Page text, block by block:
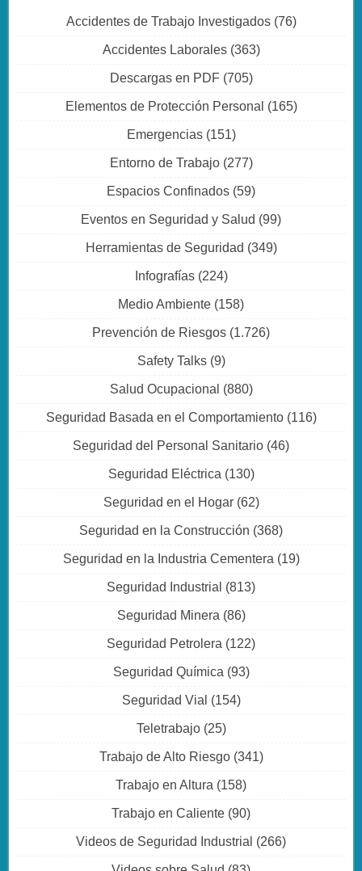
Accidentes de Trabajo Investigados(76)
Accidentes Laborales(363)
Descargas en PDF(705)
Elementos de Protección Personal (165)
Emergencias(151)
Entorno de Trabajo(277)
Espacios Confinados (59)
Eventos en Seguridad y Salud (99)
Herramientas de Seguridad (349)
Infografías(224)
Medio Ambiente (158)
Prevención de Riesgos (1.726)
Safety Talks(9)
Salud Ocupacional (880)
Seguridad Basada en el Comportamiento(116)
Seguridad del Personal Sanitario (46)
Seguridad Eléctrica (130)
Seguridad en el Hogar(62)
Seguridad en la Construcción (368)
Seguridad en la Industria Cementera (19)
Seguridad Industrial (813)
Seguridad Minera (86)
Seguridad Petrolera (122)
Seguridad Química (93)
Seguridad Vial (154)
Teletrabajo(25)
Trabajo de Alto Riesgo(341)
Trabajo en Altura (158)
Trabajo en Caliente (90)
Videos de Seguridad Industrial (266)